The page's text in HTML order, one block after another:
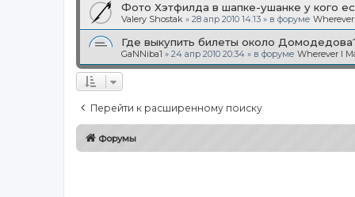
Фото Хэтфилда в шапке-ушанке у кого
Valery Shostak » 28 апр 2010 14:13 » в форуме
Где выкупить билеты около
GaNNiba1 » 24 апр 2010 20:34 » в форуме Wherever I
Перейти к расширенному поиску
Форумы